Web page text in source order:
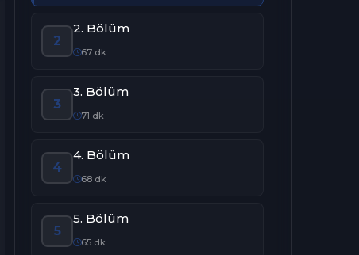
2
2. Bölüm
67 dk
3
3. Bölüm
71 dk
4
4. Bölüm
68 dk
5
5. Bölüm
65 dk